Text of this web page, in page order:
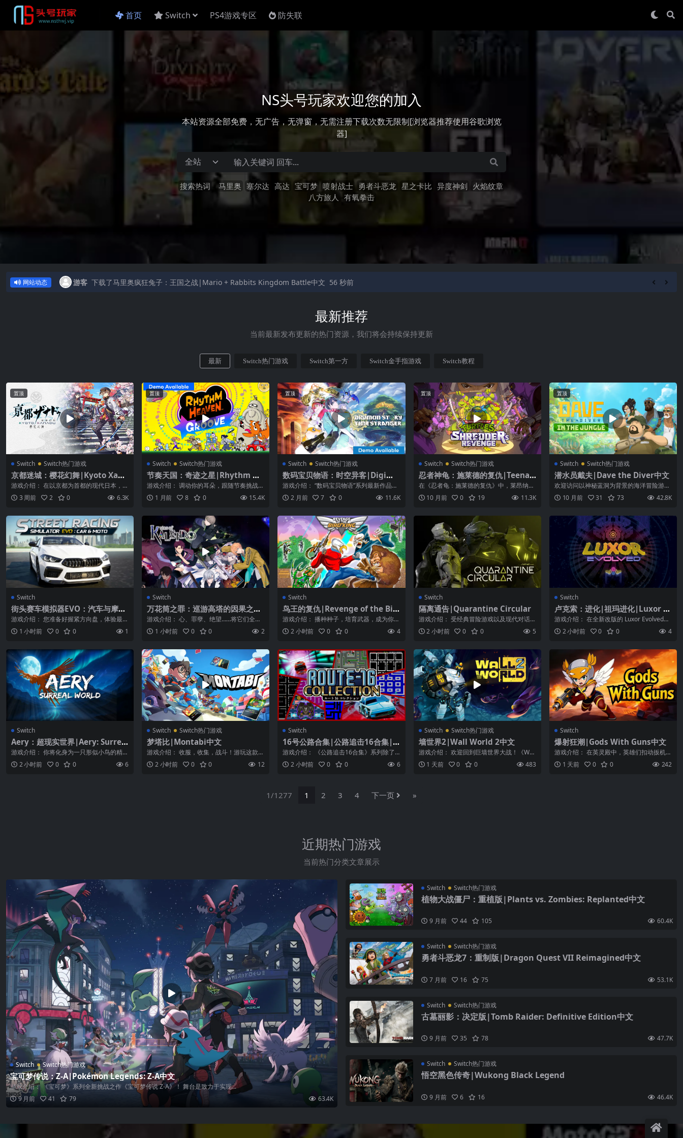
首页 Switch PS4游戏专区 防失联
NS头号玩家欢迎您的加入
本站资源全部免费，无广告，无弹窗，无需注册下载次数无限制[浏览器推荐使用谷歌浏览
器]
搜索热词 马里奥 塞尔达 高达 宝可梦 喷射战士 勇者斗恶龙 星之卡比 异度神剑 火焰纹章
八方旅人 有氧拳击
网站动态 游客 下载了马里奥疯狂兔子：王国之战|Mario + Rabbits Kingdom Battle中文 56 秒前
最新推荐
当前最新发布更新的热门资源，我们将会持续保持更新
最新 Switch热门游戏 Switch第一方 Switch金手指游戏 Switch教程
置顶
Switch Switch热门游戏
京都迷城：樱花幻舞|Kyoto Xana
du: The Blooming Phantom中
文国语版
游戏介绍： 在以京都为首都的现代日本，少
年少女们作为《符合资格者》相继觉醒，一
段...3 周前 2 0 6.3K
置顶
Switch Switch热门游戏
节奏天国：奇迹之星|Rhythm He
aven Groove中文
游戏介绍： 调动你的耳朵，跟随节奏挑战各
种游戏 准备好发挥你的听力吧！在这款包
含...1 月前 8 0 15.4K
置顶
Switch Switch热门游戏
数码宝贝物语：时空异客|Digimo
n Story Time Stranger中文正式
版
游戏介绍： “数码宝贝物语”系列最新作品终
于登场。本作是一款角色扮演游戏，您可
以...2 月前 7 0 11.6K
置顶
Switch Switch热门游戏
忍者神龟：施莱德的复仇|Teenag
e Mutant Ninja Turtles: Shred
der’s Revenge中文国语版
在《忍者龟：施莱德的复仇》中，莱昂纳
多、米开朗基罗、多纳泰罗和拉斐尔重聚到
一起，...
10 月前 0 19 11.3K
置顶
Switch Switch热门游戏
潜水员戴夫|Dave the Diver中文
欢迎访问以神秘蓝洞为背景的海洋冒险游戏
《潜水员戴夫（DAVE THE DIVER...
10 月前 31 73 42.8K
Switch
街头赛车模拟器EVO：汽车与摩托
车|Street Racing Simulator EV
O : Car & Moto
游戏介绍： 您准备好握紧方向盘，体验最真
实、最刺激的掌上驾驶模拟游戏了吗？由O
v... 1 小时前 0 0 1
Switch
万花筒之罪：巡游高塔的因果之魔
女|Sins Of Kaleido
游戏介绍： 心、罪孽、绝望……将它们全部
收集起来。 ■ 故事 “这是我的意志。不...
1 小时前 0 0 2
Switch
鸟王的复仇|Revenge of the Bir
d King
游戏介绍： 播种种子，培育武器，成为你一
直梦寐以求的“鸟人”。一群星际超级英雄
来...2 小时前 0 0 4
Switch
隔离通告|Quarantine Circular
游戏介绍： 受经典冒险游戏以及现代对话系
统启发。游戏讲述了一群科学家在审讯一名
被...2 小时前 0 0 5
Switch
卢克索：进化|祖玛进化|Luxor E
volved
游戏介绍： 在全新改版的 Luxor Evolved
中，链条的速度更快，威力更...
2 小时前 0 0 4
Switch
Aery：超现实世界|Aery: Surreal
World
游戏介绍： 你将化身为一只形似小鸟的精
灵，穿梭于一个个超现实的梦境世界，踏上
恢复...2 小时前 0 0 6
Switch Switch热门游戏
梦塔比|Montabi中文
游戏介绍： 收服，收集，战斗！游玩这款生
物收集 Roguelike 卡牌构筑游戏...
2 小时前 0 0 12
Switch
16号公路合集|公路追击16合集|R
oute-16 Collection中文
游戏介绍： 《公路追击16合集》系列除了
包含1980年代推出的两款经典ROUTE...
2 小时前 0 0 6
Switch Switch热门游戏
墙世界2|Wall World 2中文
游戏介绍： 欢迎回到巨墙世界大战！《Wall
World 2》延续了轻度肉鸽挖矿...
1 天前 0 0 483
Switch
爆射狂潮|Gods With Guns中文
游戏介绍： 在英灵殿中，英雄们扣动扳机，
向诸神黄昏发起挑战！ Roguelike...
1 天前 0 0 242
1/1277 1 2 3 4 下一页 »
近期热门游戏
当前热门分类文章展示
Switch Switch热门游戏
宝可梦传说：Z-A|Pokémon Legends: Z-A中文
游戏介绍： 《宝可梦》系列全新挑战之作《宝可梦传说 Z-A》！ 舞台是致力于实现...
9 月前
41 79 63.4K
Switch Switch热门游戏
植物大战僵尸：重植版|Plants vs. Zombies: Replanted中文
9 月前 44 105 60.4K
Switch Switch热门游戏
勇者斗恶龙7：重制版|Dragon Quest VII Reimagined中文
7 月前 16 75 53.1K
Switch Switch热门游戏
古墓丽影：决定版|Tomb Raider: Definitive Edition中文
9 月前 35 78 47.7K
Switch Switch热门游戏
悟空黑色传奇|Wukong Black Legend
9 月前 6 16 46.4K